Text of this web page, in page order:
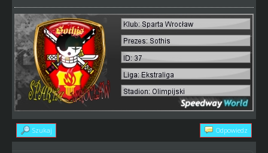
Szukaj Odpowiedz